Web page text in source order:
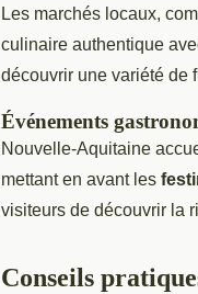
Les marchés locaux,
culinaire authentique
découvrir une variété de
Événements
Nouvelle-Aquitaine
mettant en avant les
visiteurs de découvrir la
Conseils